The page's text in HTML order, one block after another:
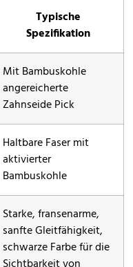
Typische
Spezifikation
Mit Bambuskohle
angereicherte
Zahnseide Pick
Haltbare Faser mit
aktivierter
Bambuskohle
Starke, fransenarme,
sanfte Gleitfähigkeit,
schwarze Farbe für die